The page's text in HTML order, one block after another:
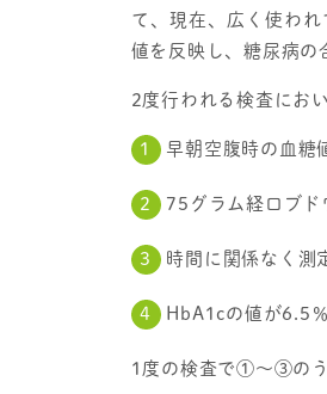
て、現在、広く使わ
値を反映し、糖尿病の
2度行われる検査にお
早朝空腹時の血糖
75グラム経口ブド
時間に関係なく測
HbA1cの値が6.5
1度の検査で①〜③のう